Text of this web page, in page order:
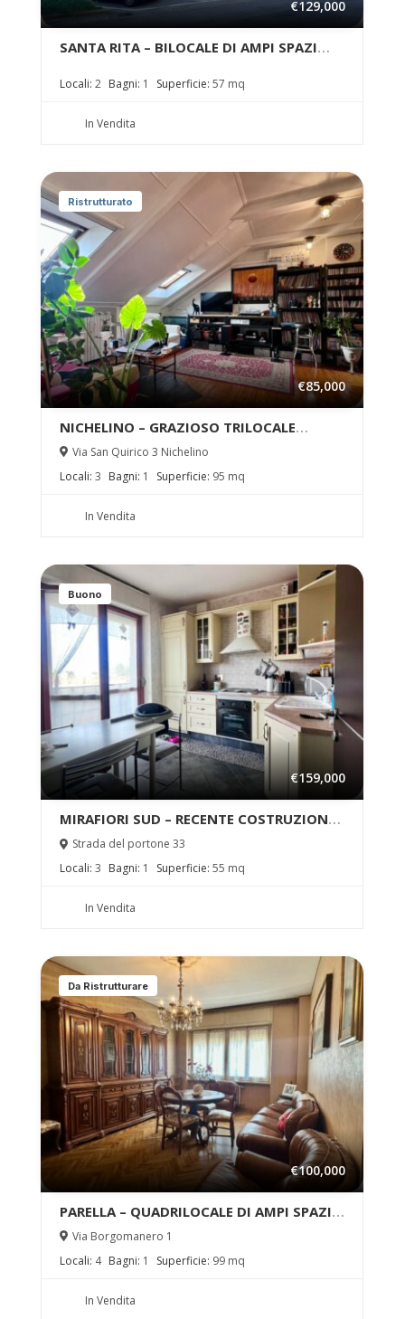
€129,000
SANTA RITA – BILOCALE DI AMPI SPAZI
Locali: 2 Bagni: 1 Superficie: 57 mq
In Vendita
Ristrutturato
€85,000
NICHELINO – GRAZIOSO TRILOCALE
MANSARDATO IN VENDITA
Via San Quirico 3 Nichelino
Locali: 3 Bagni: 1 Superficie: 95 mq
In Vendita
Buono
€159,000
MIRAFIORI SUD – RECENTE COSTRUZIONE
– BOX AUTO INCLUSO NEL PREZZO!
Strada del portone 33
Locali: 3 Bagni: 1 Superficie: 55 mq
In Vendita
Da Ristrutturare
€100,000
PARELLA – QUADRILOCALE DI AMPI SPAZI
INTERNI – IN VENDITA
Via Borgomanero 1
Locali: 4 Bagni: 1 Superficie: 99 mq
In Vendita